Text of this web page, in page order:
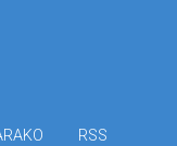
RSS